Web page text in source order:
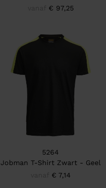
€ 97,25
5264
Jobman T-Shirt Zwart - Geel
€ 7,14